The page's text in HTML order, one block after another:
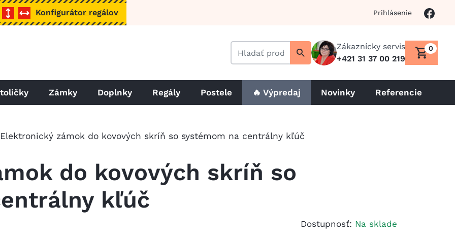
Konfigurátor regálov Prihlásenie
Zákaznícky servis
+421 31 37 00 219
0
Zámky Doplnky Regály Postele 🔥 Výpredaj Novinky Referencie
Elektronický zámok do kovových skríň so systémom na centrálny kľúč
do kovových skríň so
kľúč
Dostupnosť: Na sklade